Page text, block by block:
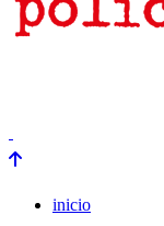
inicio